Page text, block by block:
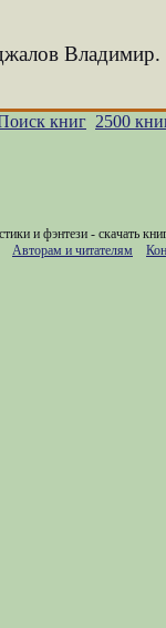
Владимир.
книг 2500
и фэнтези - скачать
Авторам и читателям